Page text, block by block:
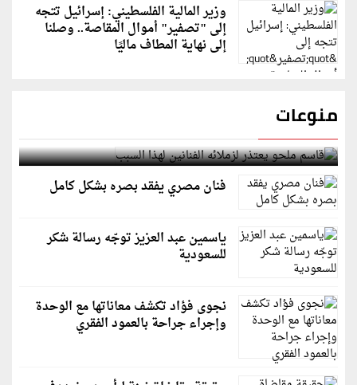
وزير المالية الفلسطيني: إسرائيل تتجه
إلى "تصفير" أموال المقاصة.. وصلنا
إلى نهاية المطاف ماليًا
منوعات
قاسم ملحو يعتذر لزملائه الفنانين لهذا السبب
فنان مصري يفقد بصره بشكل كامل
ياسمين عبد العزيز توجّه رسالة شكر
للسعودية
نجوى فؤاد تكشف معاناتها مع الوحدة
وإجراء جراحة بالعمود الفقري